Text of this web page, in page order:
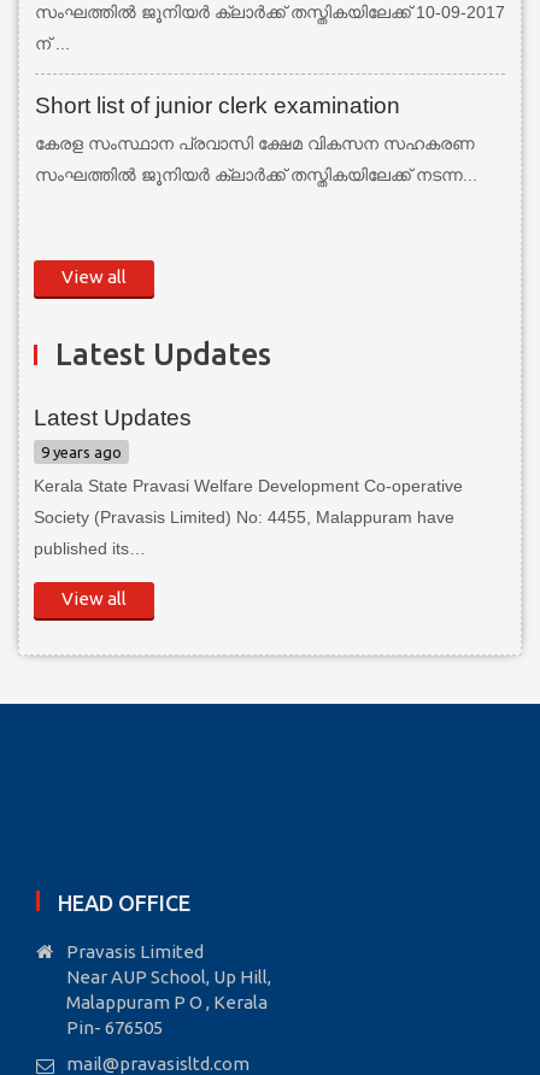
സംഘത്തില്‍ ജൂനിയര്‍ ക്ലാര്‍ക്ക് തസ്തികയിലേക്ക് 10-09-2017
ന് ...
Short list of junior clerk examination
കേരള സംസ്ഥാന പ്രവാസി ക്ഷേമ വികസന സഹകരണ
സംഘത്തില്‍ ജൂനിയര്‍ ക്ലാര്‍ക്ക് തസ്തികയിലേക്ക് നടന്ന...
View all
Latest Updates
Latest Updates
9 years ago
Kerala State Pravasi Welfare Development Co-operative
Society (Pravasis Limited) No: 4455, Malappuram have
published its…
View all
HEAD OFFICE
Pravasis Limited
Near AUP School, Up Hill,
Malappuram P O , Kerala
Pin- 676505
mail@pravasisltd.com